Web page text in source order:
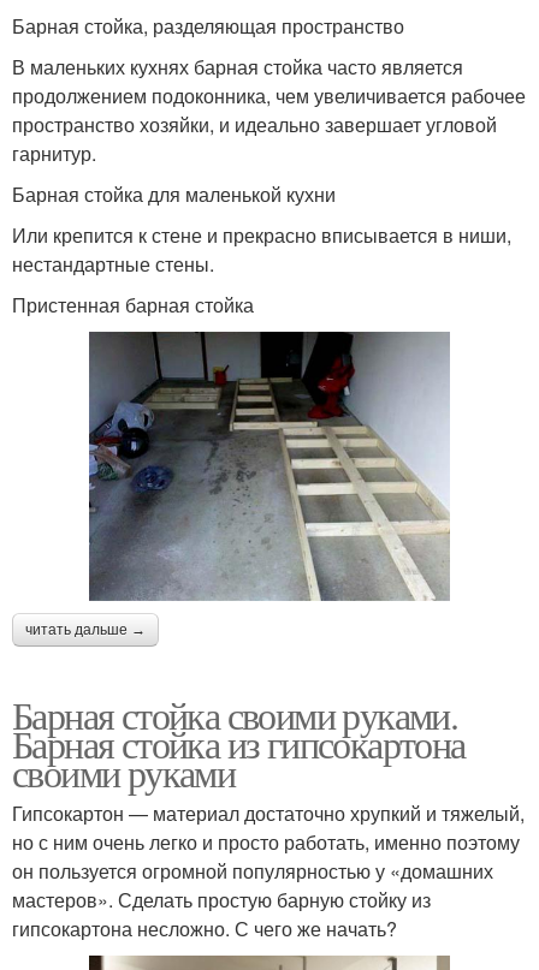
Барная стойка, разделяющая пространство
В маленьких кухнях барная стойка часто является
продолжением подоконника, чем увеличивается рабочее
пространство хозяйки, и идеально завершает угловой
гарнитур.
Барная стойка для маленькой кухни
Или крепится к стене и прекрасно вписывается в ниши,
нестандартные стены.
Пристенная барная стойка
читать дальше →
Барная стойка своими руками.
Барная стойка из гипсокартона
своими руками
Гипсокартон — материал достаточно хрупкий и тяжелый,
но с ним очень легко и просто работать, именно поэтому
он пользуется огромной популярностью у «домашних
мастеров». Сделать простую барную стойку из
гипсокартона несложно. С чего же начать?